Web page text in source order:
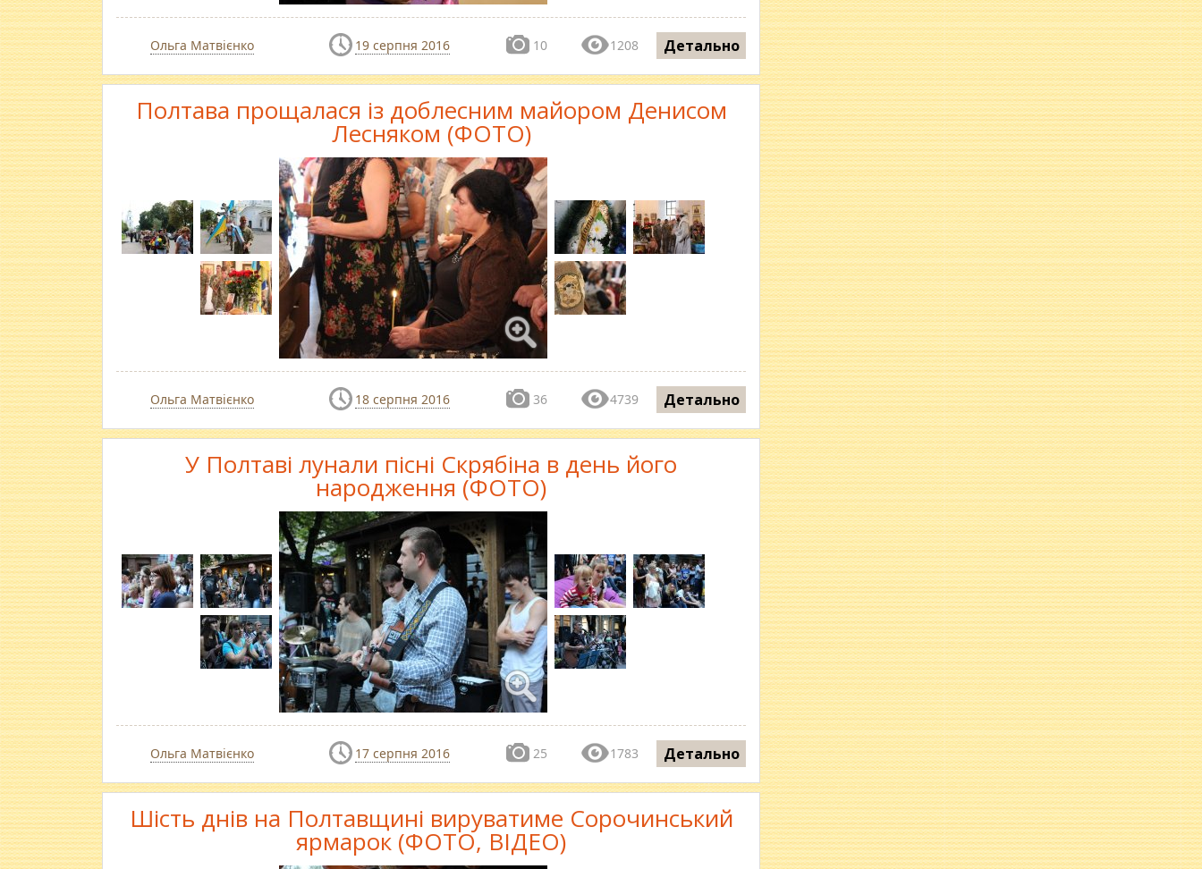
Ольга Матвієнко 19 серпня 2016 10 1208 Детально
Полтава прощалася із доблесним майором Денисом
Лесняком (ФОТО)
Ольга Матвієнко 18 серпня 2016 36 4739 Детально
У Полтаві лунали пісні Скрябіна в день його
народження (ФОТО)
Ольга Матвієнко 17 серпня 2016 25 1783 Детально
Шість днів на Полтавщині вируватиме Сорочинський
ярмарок (ФОТО, ВІДЕО)